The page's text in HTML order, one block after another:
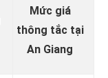
Mức giá
thông tắc tại
An Giang